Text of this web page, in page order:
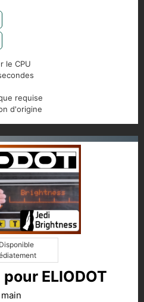
le CPU
requise
d'origine
ELIODOT